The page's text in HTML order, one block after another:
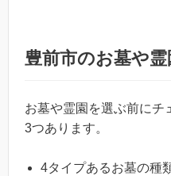
豊前市のお墓や
お墓や霊園を選ぶ前にチ
3つあります。
4タイプあるお墓の種